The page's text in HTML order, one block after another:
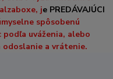
je PREDÁVAJÚCI
spôsobenú
podľa uváženia, alebo
odoslanie a vrátenie.